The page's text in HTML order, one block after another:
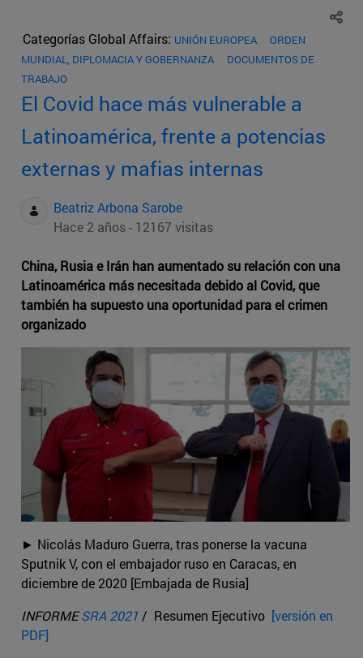
Categorías Global Affairs: UNIÓN EUROPEA
ORDEN
MUNDIAL, DIPLOMACIA Y GOBERNANZA
DOCUMENTOS DE
TRABAJO
El Covid hace más vulnerable a
Latinoamérica, frente a potencias
externas y mafias internas
Beatriz Arbona Sarobe
Hace 2 años - 12167 visitas
China, Rusia e Irán han aumentado su relación con una
Latinoamérica más necesitada debido al Covid, que
también ha supuesto una oportunidad para el crimen
organizado
► Nicolás Maduro Guerra, tras ponerse la vacuna
Sputnik V, con el embajador ruso en Caracas, en
diciembre de 2020 [Embajada de Rusia]
INFORMESRA 2021 / Resumen Ejecutivo [versión en
PDF]